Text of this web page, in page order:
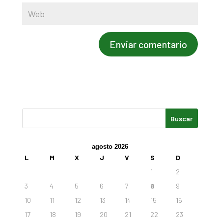
agosto 2026
L M X J V S
D
1
2
3
4 5 6 7 8
9
10
11 12 13 14 15
16
17
18 19 20 21 22
23